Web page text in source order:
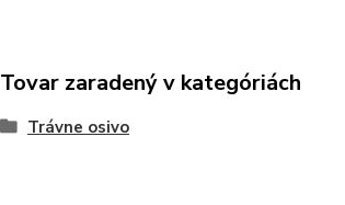
Tovar zaradený v kategóriách
Trávne osivo